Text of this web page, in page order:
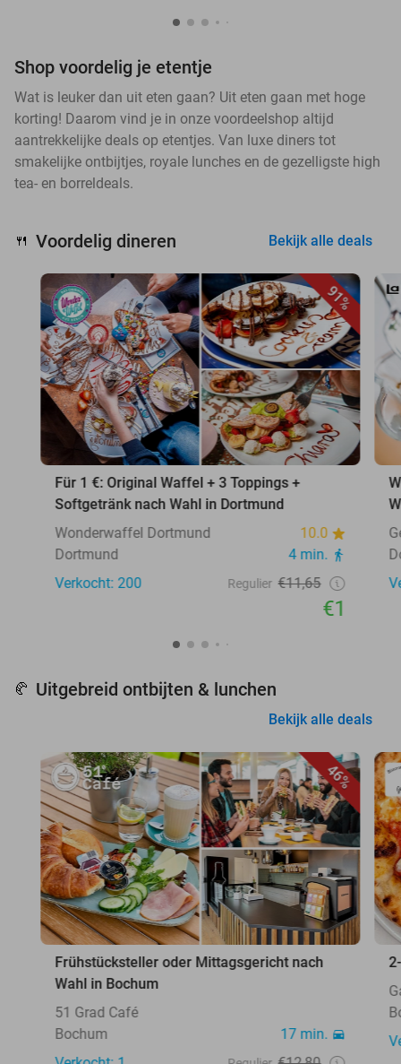
Shop voordelig je etentje
Wat is leuker dan uit eten gaan? Uit eten gaan met hoge
korting! Daarom vind je in onze voordeelshop altijd
aantrekkelijke deals op etentjes. Van luxe diners tot
smakelijke ontbijtjes, royale lunches en de gezelligste high
tea- en borreldeals.
🍴 Voordelig dineren Bekijk alle deals
91%
Für 1 €: Original Waffel + 3 Toppings +
Softgetränk nach Wahl in Dortmund
Wonderwaffel Dortmund
10.0
Dortmund
4 min.
Verkocht: 200
Regulier €11,65
€1
🥐 Uitgebreid ontbijten & lunchen
Bekijk alle deals
46%
Frühstücksteller oder Mittagsgericht nach
Wahl in Bochum
51 Grad Café
Bochum
17 min.